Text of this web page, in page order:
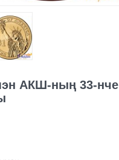
АКШ-ның 33-нче